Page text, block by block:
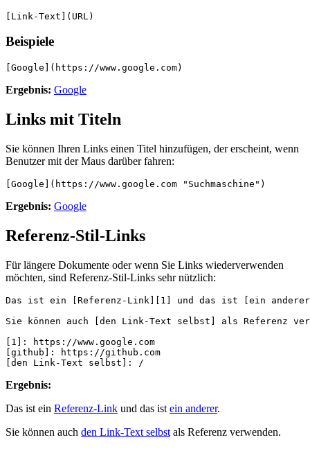
[Link-Text](URL)
Beispiele
[Google](https://www.google.com)
Ergebnis: Google
Links mit Titeln
Sie können Ihren Links einen Titel hinzufügen, der erscheint, wenn
Benutzer mit der Maus darüber fahren:
[Google](https://www.google.com "Suchmaschine")
Ergebnis: Google
Referenz-Stil-Links
Für längere Dokumente oder wenn Sie Links wiederverwenden
möchten, sind Referenz-Stil-Links sehr nützlich:
Das ist ein [Referenz-Link][1] und das ist [ein
Sie können auch [den Link-Text selbst] als Referenz
[1]: https://www.google.com
[github]: https://github.com
[den Link-Text selbst]: /
Ergebnis:
Das ist ein Referenz-Link und das ist ein anderer.
Sie können auch den Link-Text selbst als Referenz verwenden.